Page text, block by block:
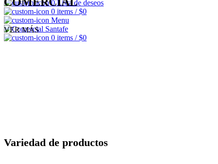
0Lista de deseos
0 items / $0
Menu
0 items / $0
VER MÁS
Variedad de productos